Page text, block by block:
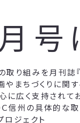
取り組みを月刊誌
やまちづくりに
広く支持されて
信州の具体的な
ジェクト